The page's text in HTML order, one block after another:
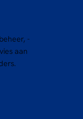
-
aan